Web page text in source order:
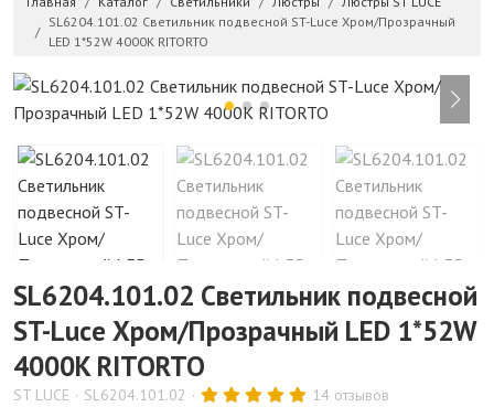
SL6204.101.02 Светильник подвесной ST-Luce Хром/Прозрачный
LED 1*52W 4000K RITORTO
SL6204.101.02 Светильник подвесной
ST-Luce Хром/Прозрачный LED 1*52W
4000K RITORTO
ST LUCE SL6204.101.02 14 отзывов